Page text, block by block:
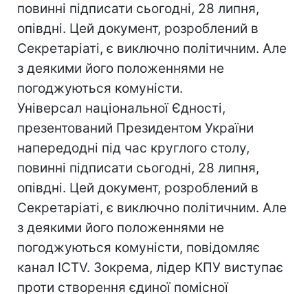
повинні підписати сьогодні, 28 липня,
опівдні. Цей документ, розроблений в
Секретаріаті, є виключно політичним. Але
з деякими його положеннями не
погоджуються комуністи.
Універсал національної Єдності,
презентований Президентом України
напередодні під час круглого столу,
повинні підписати сьогодні, 28 липня,
опівдні. Цей документ, розроблений в
Секретаріаті, є виключно політичним. Але
з деякими його положеннями не
погоджуються комуністи, повідомляє
канал ICTV. Зокрема, лідер КПУ виступає
проти створення єдиної помісної